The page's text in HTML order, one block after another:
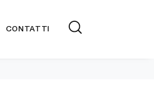
CONTATTI